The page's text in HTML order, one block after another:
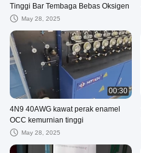
Tinggi Bar Tembaga Bebas Oksigen
May 28, 2025
00:30
4N9 40AWG kawat perak enamel
OCC kemurnian tinggi
May 28, 2025